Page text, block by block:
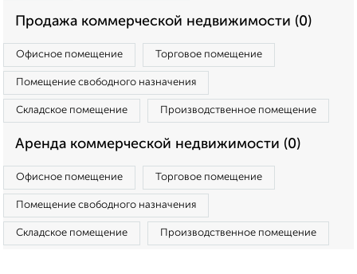
Продажа коммерческой недвижимости (0)
Офисное помещение Торговое помещение
Помещение свободного назначения
Складское помещение Производственное помещение
Аренда коммерческой недвижимости (0)
Офисное помещение Торговое помещение
Помещение свободного назначения
Складское помещение Производственное помещение